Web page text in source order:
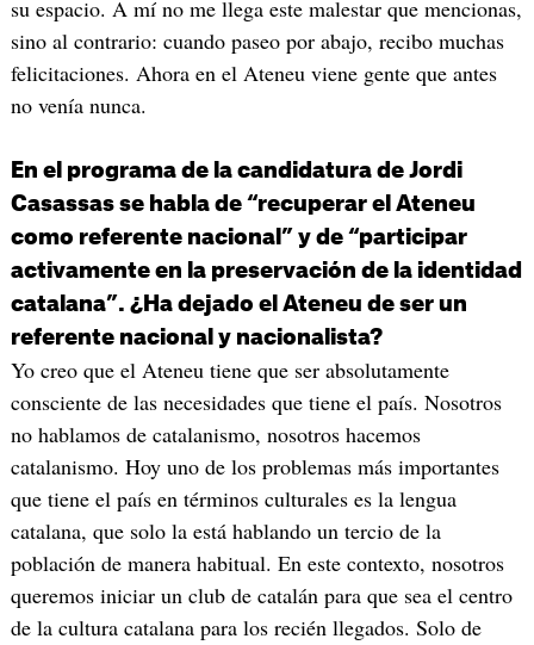
su espacio. A mí no me llega este malestar que mencionas,
sino al contrario: cuando paseo por abajo, recibo muchas
felicitaciones. Ahora en el Ateneu viene gente que antes
no venía nunca.
En el programa de la candidatura de Jordi
Casassas se habla de “recuperar el Ateneu
como referente nacional” y de “participar
activamente en la preservación de la identidad
catalana”. ¿Ha dejado el Ateneu de ser un
referente nacional y nacionalista?
Yo creo que el Ateneu tiene que ser absolutamente
consciente de las necesidades que tiene el país. Nosotros
no hablamos de catalanismo, nosotros hacemos
catalanismo. Hoy uno de los problemas más importantes
que tiene el país en términos culturales es la lengua
catalana, que solo la está hablando un tercio de la
población de manera habitual. En este contexto, nosotros
queremos iniciar un club de catalán para que sea el centro
de la cultura catalana para los recién llegados. Solo de